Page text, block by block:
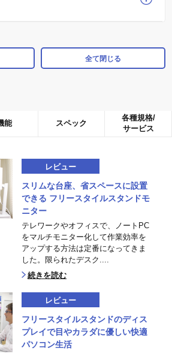
全て閉じる
能 スペック
各種規格/
サービス
レビュー
スリムな台座、省スペースに設置
できる フリースタイルスタンドモ
ニター
テレワークやオフィスで、ノートPC
をマルチモニター化して作業効率を
アップする方法は定番になってきま
した。限られたデスク....
続きを読む
レビュー
フリースタイルスタンドのディス
プレイで目やカラダに優しい快適
パソコン生活